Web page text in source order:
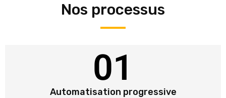
Nos processus
01
Automatisation progressive